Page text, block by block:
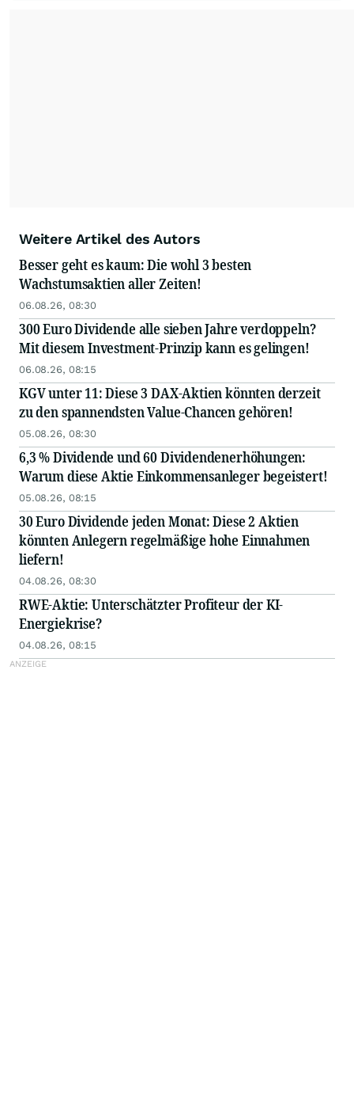
Weitere Artikel des Autors
Besser geht es kaum: Die wohl 3 besten
Wachstumsaktien aller Zeiten!
06.08.26, 08:30
300 Euro Dividende alle sieben Jahre verdoppeln?
Mit diesem Investment-Prinzip kann es gelingen!
06.08.26, 08:15
KGV unter 11: Diese 3 DAX-Aktien könnten derzeit
zu den spannendsten Value-Chancen gehören!
05.08.26, 08:30
6,3 % Dividende und 60 Dividendenerhöhungen:
Warum diese Aktie Einkommensanleger begeistert!
05.08.26, 08:15
30 Euro Dividende jeden Monat: Diese 2 Aktien
könnten Anlegern regelmäßige hohe Einnahmen
liefern!
04.08.26, 08:30
RWE-Aktie: Unterschätzter Profiteur der KI-
Energiekrise?
04.08.26, 08:15